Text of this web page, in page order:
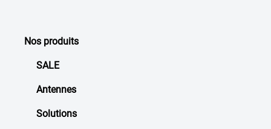
Nos produits
SALE
Antennes
Solutions